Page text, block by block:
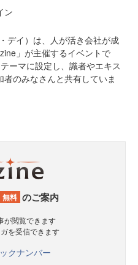
ン
デイ）は、人が活き会社が成
」が主催するイベントで
ーマに設定し、識者やエキス
のみなさんと共有していま
無料 のご案内
が閲覧できます
を受信できます
クナンバー